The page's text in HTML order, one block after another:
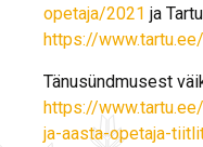
opetaja/2021 ja
https://
Tänusündmusest
https://
ja-aasta-opetaja-